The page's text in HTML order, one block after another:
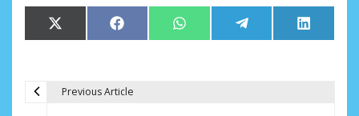
Compartir
en
X
(Twitter)
Compartir
en
Facebook Compartir
en
WhatsApp Compartir
en
Telegram
en
LinkedIn
Previous Article